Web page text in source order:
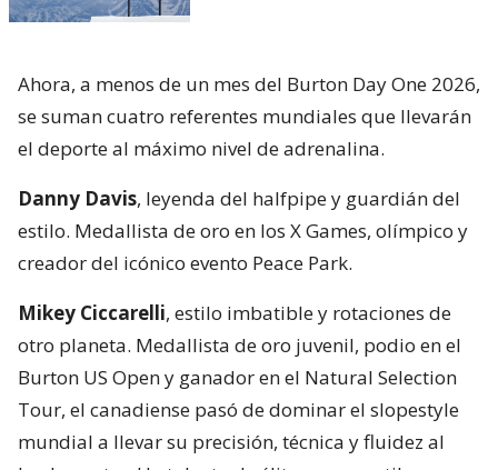
Ahora, a menos de un mes del Burton Day One 2026,
se suman cuatro referentes mundiales que llevarán
el deporte al máximo nivel de adrenalina.
Danny Davis, leyenda del halfpipe y guardián del
estilo. Medallista de oro en los X Games, olímpico y
creador del icónico evento Peace Park.
Mikey Ciccarelli, estilo imbatible y rotaciones de
otro planeta. Medallista de oro juvenil, podio en el
Burton US Open y ganador en el Natural Selection
Tour, el canadiense pasó de dominar el slopestyle
mundial a llevar su precisión, técnica y fluidez al